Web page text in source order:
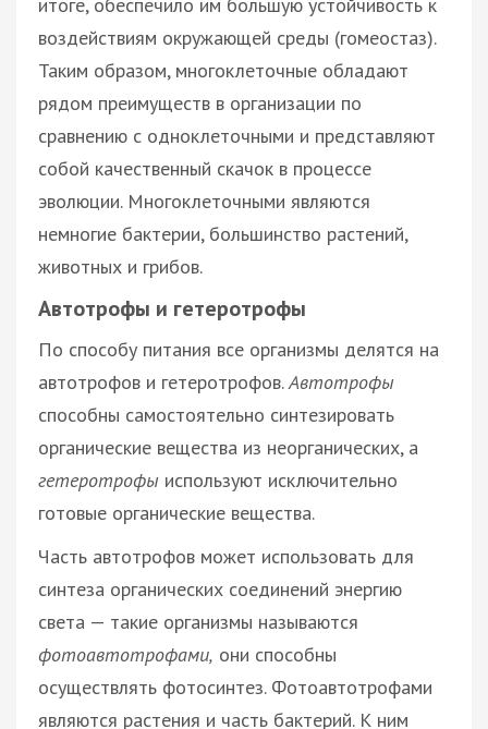
воздействиям окружающей среды (гомеостаз).
Таким образом, многоклеточные обладают
рядом преимуществ в организации по
сравнению с одноклеточными и представляют
собой качественный скачок в процессе
эволюции. Многоклеточными являются
немногие бактерии, большинство растений,
животных и грибов.
Автотрофы и гетеротрофы
По способу питания все организмы делятся на
автотрофов и гетеротрофов.Автотрофы
способны самостоятельно синтезировать
органические вещества из неорганических, а
гетеротрофы используют исключительно
готовые органические вещества.
Часть автотрофов может использовать для
синтеза органических соединений энергию
света — такие организмы называются
фотоавтотрофами, они способны
осуществлять фотосинтез. Фотоавтотрофами
являются растения и часть бактерий. К ним